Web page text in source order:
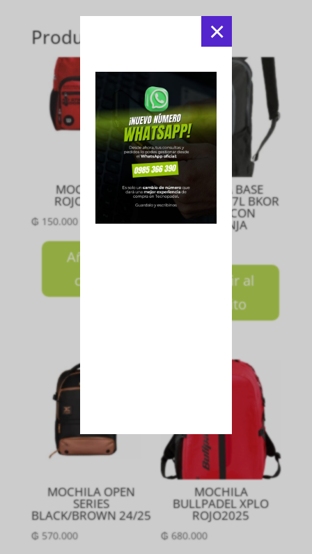
×
Productos relacionados
MOCHILA 16
ROJO/NEGRO
₲150.000
Añadir al
carrito
MOCHILA BASE
BACKPACK 17L BKOR
NEGRO CON
NARANJA
Añadir al
carrito
MOCHILA OPEN
SERIES
BLACK/BROWN 24/25
₲570.000
MOCHILA
BULLPADEL XPLO
ROJO2025
₲ 680.000